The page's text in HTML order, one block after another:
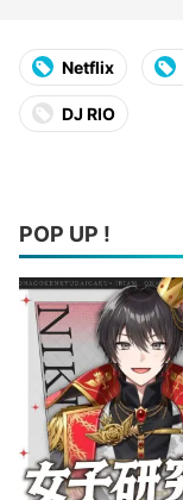
Netflix
DJ RIO
POP UP !